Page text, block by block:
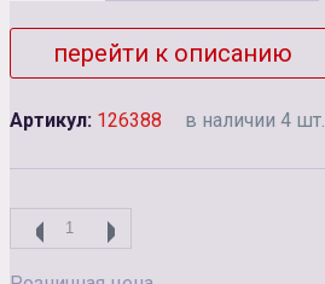
перейти к описанию
Артикул: 126388 в наличии 4 шт.